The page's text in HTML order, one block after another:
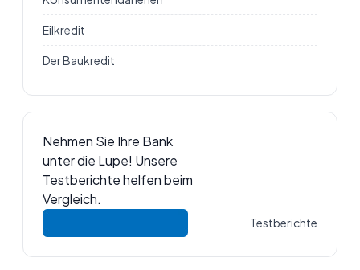
Eilkredit
Der Baukredit
Nehmen Sie Ihre Bank
unter die Lupe! Unsere
Testberichte helfen beim
Vergleich.
Testberichte